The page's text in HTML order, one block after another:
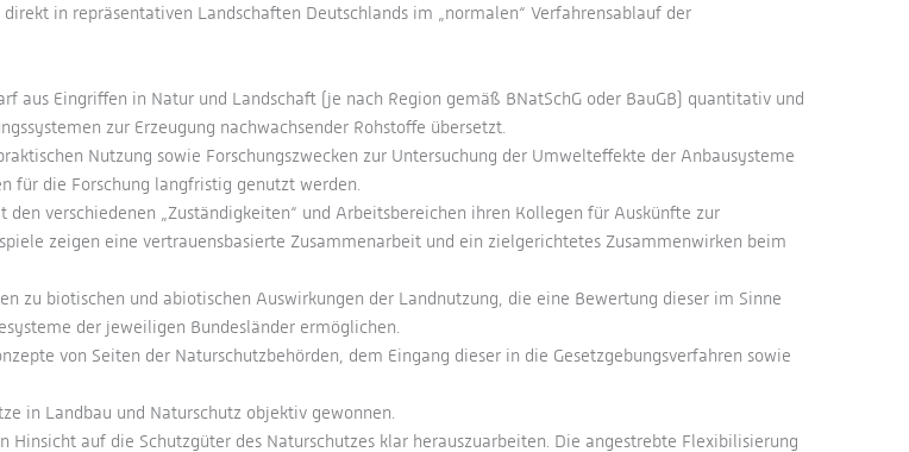
in repräsentativen Landschaften Deutschlands im „normalen“ Verfahrensablauf der
aus Eingriffen in Natur und Landschaft (je nach Region gemäß BNatSchG oder BauGB) quantitativ und
zur Erzeugung nachwachsender Rohstoffe übersetzt.
Nutzung sowie Forschungszwecken zur Untersuchung der Umwelteffekte der Anbausysteme
für die Forschung langfristig genutzt werden.
verschiedenen „Zuständigkeiten“ und Arbeitsbereichen ihren Kollegen für Auskünfte zur
zeigen eine vertrauensbasierte Zusammenarbeit und ein zielgerichtetes Zusammenwirken beim
zu biotischen und abiotischen Auswirkungen der Landnutzung, die eine Bewertung dieser im Sinne
der jeweiligen Bundesländer ermöglichen.
von Seiten der Naturschutzbehörden, dem Eingang dieser in die Gesetzgebungsverfahren sowie
in Landbau und Naturschutz objektiv gewonnen.
auf die Schutzgüter des Naturschutzes klar herauszuarbeiten. Die angestrebte Flexibilisierung